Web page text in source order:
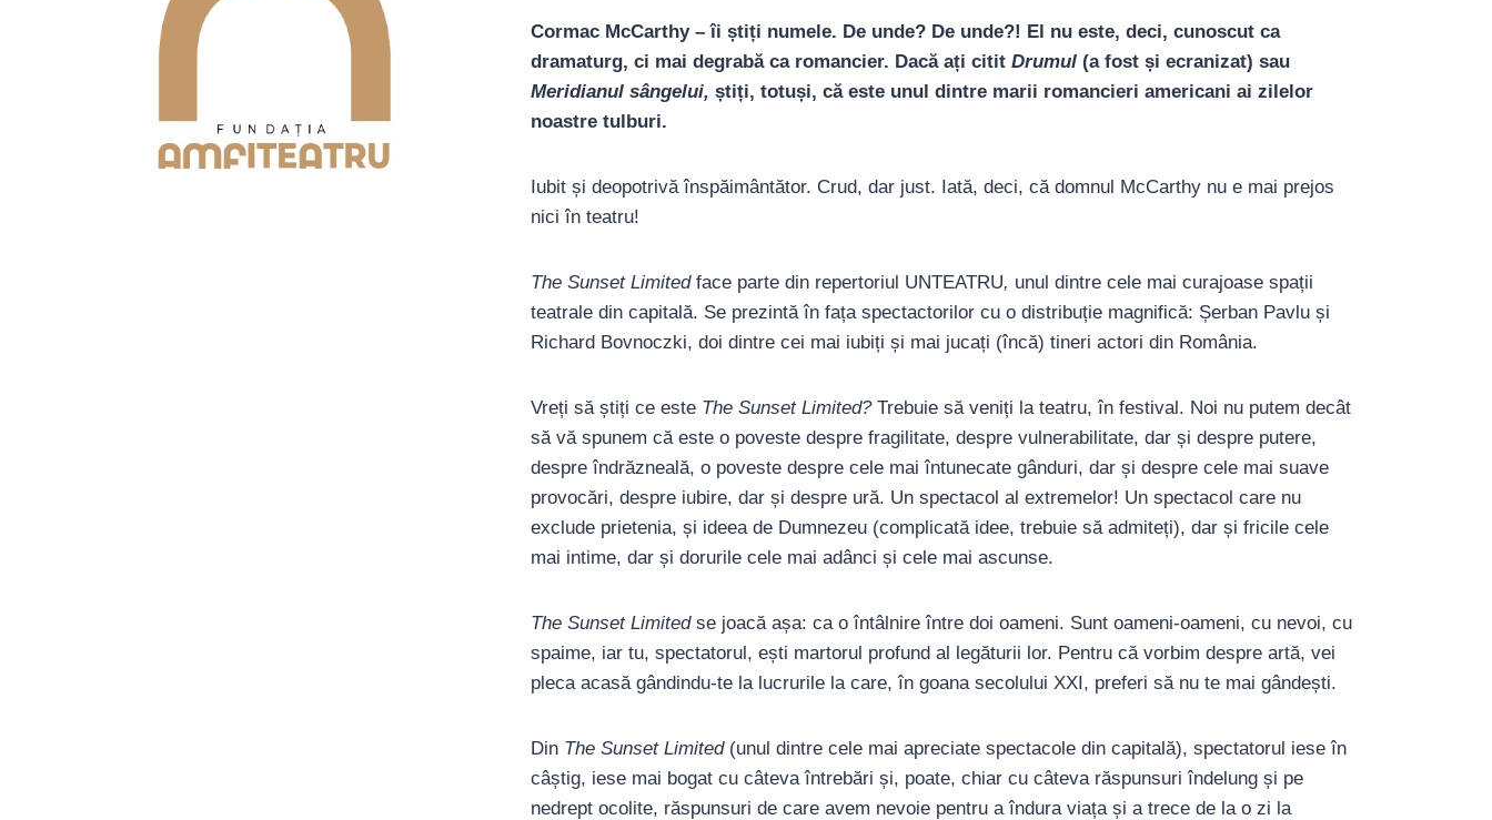
Cormac McCarthy – îi știți numele. De unde? De unde?! El nu este, deci, cunoscut ca
dramaturg, ci mai degrabă ca romancier. Dacă ați cititDrumul(a fost și ecranizat) sau
Meridianul sângelui,știți, totuși, că este unul dintre marii romancieri americani ai zilelor
noastre tulburi.
Iubit și deopotrivă înspăimântător. Crud, dar just. Iată, deci, că domnul McCarthy nu e mai prejos
nici în teatru!
The Sunset Limitedface parte din repertoriul UNTEATRU, unul dintre cele mai curajoase spații
teatrale din capitală. Se prezintă în fața spectactorilor cu o distribuție magnifică: Șerban Pavlu și
Richard Bovnoczki, doi dintre cei mai iubiți și mai jucați (încă) tineri actori din România.
Vreți să știți ce este The Sunset Limited?Trebuie să veniți la teatru, în festival. Noi nu putem decât
să vă spunem că este o poveste despre fragilitate, despre vulnerabilitate, dar și despre putere,
despre îndrăzneală, o poveste despre cele mai întunecate gânduri, dar și despre cele mai suave
provocări, despre iubire, dar și despre ură. Un spectacol al extremelor! Un spectacol care nu
exclude prietenia, și ideea de Dumnezeu (complicată idee, trebuie să admiteți), dar și fricile cele
mai intime, dar și dorurile cele mai adânci și cele mai ascunse.
The Sunset Limitedse joacă așa: ca o întâlnire între doi oameni. Sunt oameni-oameni, cu nevoi, cu
spaime, iar tu, spectatorul, ești martorul profund al legăturii lor. Pentru că vorbim despre artă, vei
pleca acasă gândindu-te la lucrurile la care, în goana secolului XXI, preferi să nu te mai gândești.
Din The Sunset Limited (unul dintre cele mai apreciate spectacole din capitală), spectatorul iese în
câștig, iese mai bogat cu câteva întrebări și, poate, chiar cu câteva răspunsuri îndelung și pe
nedrept ocolite, răspunsuri de care avem nevoie pentru a îndura viața și a trece de la o zi la